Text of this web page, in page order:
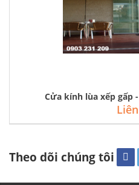
Cửa kính lùa xếp gấp
Theo dõi chúng tôi